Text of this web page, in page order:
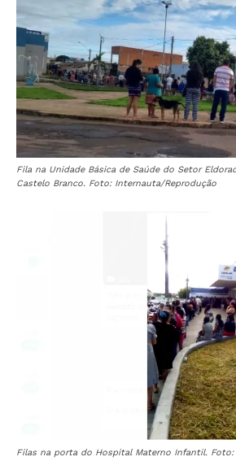
Fila na Unidade Básica de Saúde do Setor
Castelo Branco. Foto: Internauta/Reprodução
Filas na porta do Hospital Materno Infantil.